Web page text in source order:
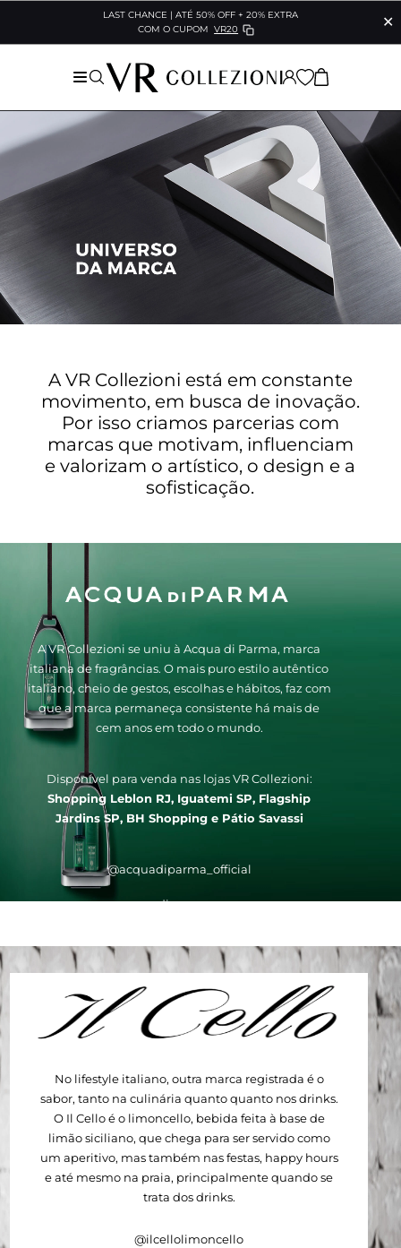
LAST CHANCE | ATÉ 50% OFF + 20% EXTRA
COM O CUPOM VR20 ✕
A VR Collezioni está em constante
movimento, em busca de inovação.
Por isso criamos parcerias com
marcas que motivam, influenciam
e valorizam o artístico, o design e a
sofisticação.
A VR Collezioni se uniu à Acqua di Parma, marca
italiana de fragrâncias. O mais puro estilo autêntico
italiano, cheio de gestos, escolhas e hábitos, faz com
que a marca permaneça consistente há mais de
cem anos em todo o mundo.
Disponível para venda nas lojas VR Collezioni:
Shopping Leblon RJ, Iguatemi SP, Flagship
Jardins SP, BH Shopping e Pátio Savassi
@acquadiparma_official
acquadiparma.com
No lifestyle italiano, outra marca registrada é o
sabor, tanto na culinária quanto quanto nos drinks.
O Il Cello é o limoncello, bebida feita à base de
limão siciliano, que chega para ser servido como
um aperitivo, mas também nas festas, happy hours
e até mesmo na praia, principalmente quando se
trata dos drinks.
@ilcellolimoncello